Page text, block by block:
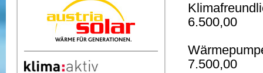
6.500,00
7.500,00